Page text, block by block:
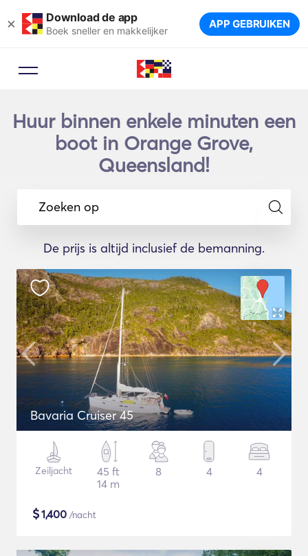
× Download de app
Boek sneller en makkelijker APP GEBRUIKEN
Huur binnen enkele minuten een
boot in Orange Grove,
Queensland!
Zoeken op
De prijs is altijd inclusief de bemanning.
Bavaria Cruiser 45
Zeiljacht
45 ft
14 m
8 4 4
$1,400 /nacht